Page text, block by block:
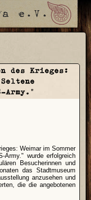
des Krieges:
Weimar im Sommer
Army." wurde erfolgreich
Besucherinnen und
das Stadtmuseum
anzusehen und
die die angebotenen